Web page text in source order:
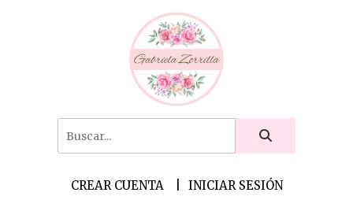
CREAR CUENTA INICIAR SESIÓN